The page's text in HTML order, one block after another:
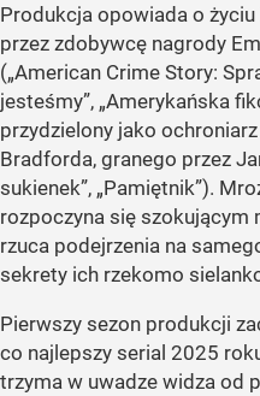
Produkcja opowiada o
przez zdobywcę nagrody
(„American Crime Story:
jesteśmy”, „Amerykańska
przydzielony jako
Bradforda, granego przez
sukienek”, „Pamiętnik”).
rozpoczyna się
rzuca podejrzenia na
sekrety ich rzekomo
Pierwszy sezon produkcji
co najlepszy serial 2025
trzyma w uwadze widza od